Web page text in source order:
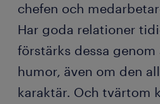
chefen och
Har goda relationer
förstärks dessa
humor, även om den
karaktär. Och tvärtom